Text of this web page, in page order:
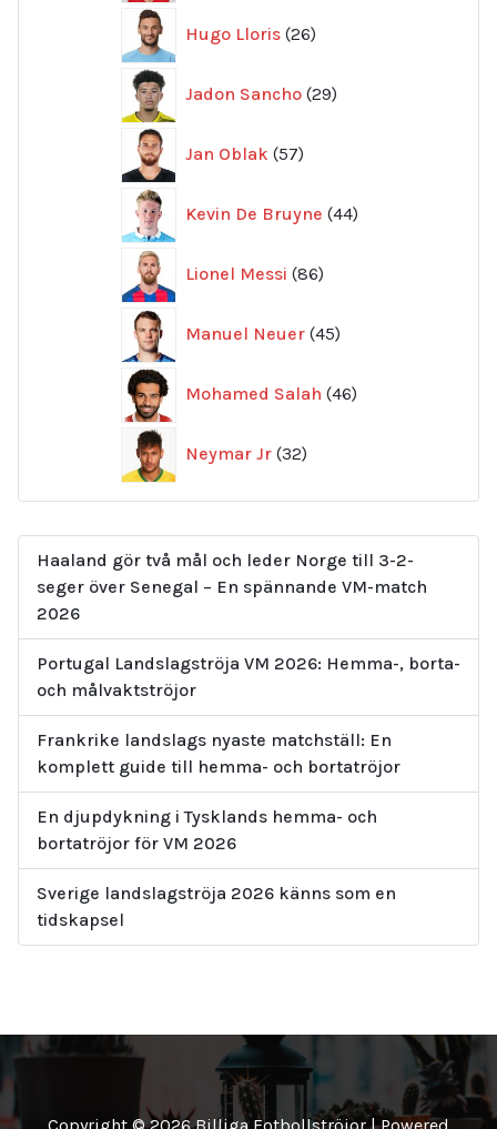
Hugo Lloris 26
produkter
Jadon Sancho 29
produkter
Jan Oblak 57
produkter
Kevin De Bruyne 44
produkter
Lionel Messi 86
produkter
Manuel Neuer 45
produkter
Mohamed Salah 46
produkter
Neymar Jr 32
produkter
Haaland gör två mål och leder Norge till 3-2-
seger över Senegal – En spännande VM-match
2026
Portugal Landslagströja VM 2026: Hemma-, borta-
och målvaktströjor
Frankrike landslags nyaste matchställ: En
komplett guide till hemma- och bortatröjor
En djupdykning i Tysklands hemma- och
bortatröjor för VM 2026
Sverige landslagströja 2026 känns som en
tidskapsel